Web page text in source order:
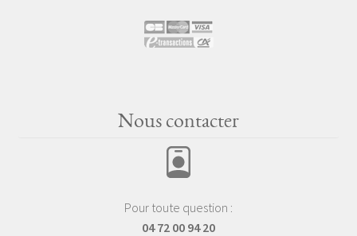
Nous contacter
Pour toute question :
04 72 00 94 20